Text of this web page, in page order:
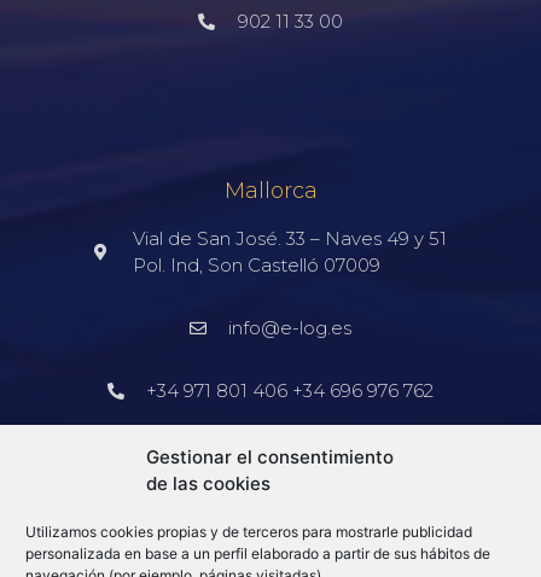
Gestionar el consentimiento
de las cookies
Utilizamos cookies propias y de terceros para mostrarle publicidad
personalizada en base a un perfil elaborado a partir de sus hábitos de
902 11 33 00
Mallorca
Vial de San José. 33 – Naves 49 y 51
Pol. Ind, Son Castelló 07009
info@e-log.es
+34 971 801 406 +34 696 976 762
+34 913 578 905
info@e-log.es